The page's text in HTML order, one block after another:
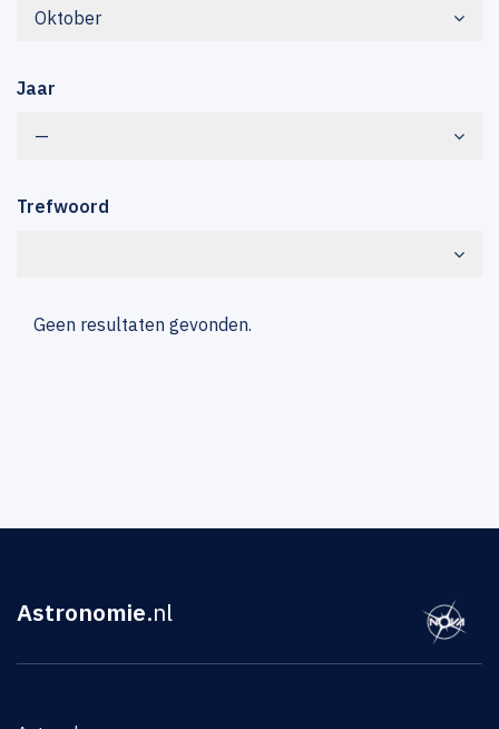
Oktober
Jaar
—
Trefwoord
Geen resultaten gevonden.
Astronomie.nl